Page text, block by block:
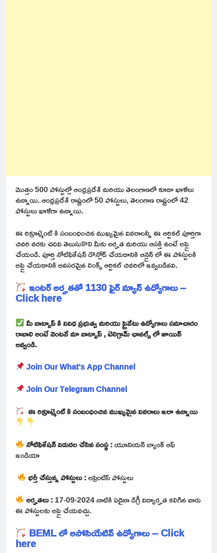
మొత్తం 500 పోస్టుల్లో ఆంధ్రప్రదేశ్ మరియు తెలంగాణలో కూడా ఖాళీలు
ఉన్నాయి. ఆంధ్రప్రదేశ్ రాష్ట్రంలో 50 పోస్టులు, తెలంగాణ రాష్ట్రంలో 42
పోస్టులు ఖాళీగా ఉన్నాయి.
ఈ రిక్రూట్మెంట్ కి సంబంధించిన ముఖ్యమైన వివరాలన్నీ ఈ ఆర్టికల్ పూర్తిగా
చివరి వరకు చదివి తెలుసుకొని మీకు అర్హత మరియు ఆసక్తి ఉంటే అప్లై
చేయండి. పూర్తి నోటిఫికేషన్ డౌన్లోడ్ చేయడానికి ఆన్లైన్ లో ఈ పోస్టులకి
అప్లై చేయడానికి అవసరమైన లింక్స్ ఆర్టికల్ చివరిలో ఇవ్వబడినవి.
ఇంటర్ అర్హతతో 1130 ఫైర్ మ్యాన్ ఉద్యోగాలు –
Click here
మీ వాట్సాప్ కి వివిధ ప్రభుత్వ మరియు ప్రైవేటు ఉద్యోగాలు సమాచారం
రావాలి అంటే వెంటనే మా వాట్సాప్ , టెలిగ్రామ్ ఛానల్స్ లో జాయిన్
అవ్వండి.
Join Our What’s App Channel
Join Our Telegram Channel
ఈ రిక్రూట్మెంట్ కి సంబంధించిన ముఖ్యమైన వివరాలు ఇలా ఉన్నాయి
నోటిఫికేషన్ విడుదల చేసిన సంస్థ :యూనియన్ బ్యాంక్ ఆఫ్
ఇండియా
భర్తీ చేస్తున్న పోస్టులు :అప్రెంటిస్ పోస్టులు
అర్హతలు :17-09-2024 నాటికి ఏదైనా డిగ్రీ విద్యార్హత కలిగిన వారు
ఈ పోస్టులకు అప్లై చేయవచ్చు.
BEML లో అసోసియేటివ్ ఉద్యోగాలు – Click
here